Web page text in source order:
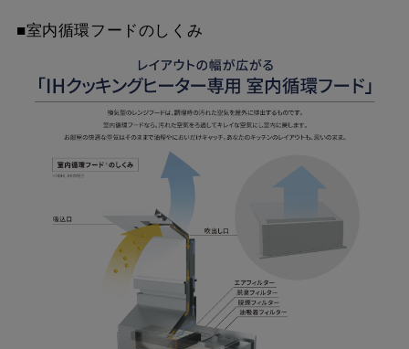
■室内循環フードのしくみ